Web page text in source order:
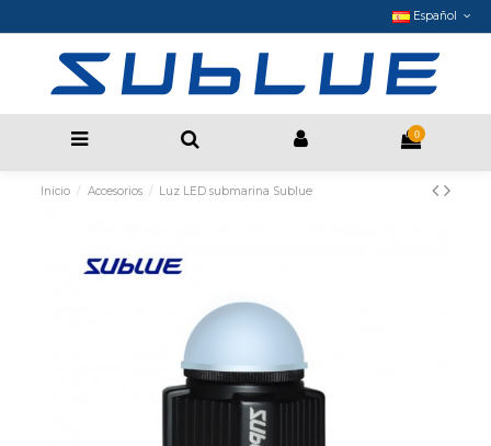
Español
0
Inicio Accesorios Luz LED submarina Sublue